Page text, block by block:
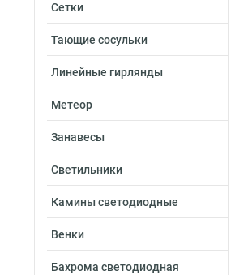
Сетки
Тающие сосульки
Линейные гирлянды
Метеор
Занавесы
Светильники
Камины светодиодные
Венки
Бахрома светодиодная